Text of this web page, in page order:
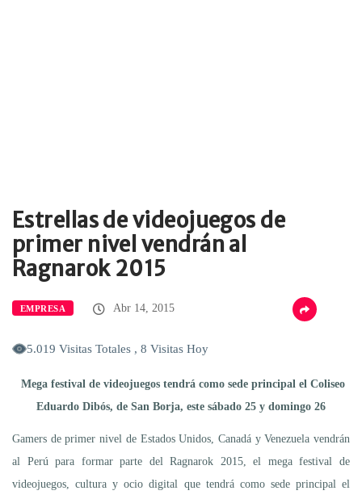
Estrellas de videojuegos de
primer nivel vendrán al
Ragnarok 2015
EMPRESA Abr 14, 2015
5.019 Visitas Totales , 8 Visitas Hoy
Mega festival de videojuegos tendrá como sede principal el Coliseo
Eduardo Dibós, de San Borja, este sábado 25 y domingo 26
Gamers de primer nivel de Estados Unidos, Canadá y Venezuela vendrán
al Perú para formar parte del Ragnarok 2015, el mega festival de
videojuegos, cultura y ocio digital que tendrá como sede principal el